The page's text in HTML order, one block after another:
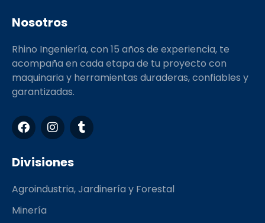
Nosotros
Rhino Ingeniería, con 15 años de experiencia, te
acompaña en cada etapa de tu proyecto con
maquinaria y herramientas duraderas, confiables y
garantizadas.
F
a
c
e
b
o
I
n
s
t
a
r
T
u
m
Divisiones
Agroindustria, Jardinería y Forestal
Minería